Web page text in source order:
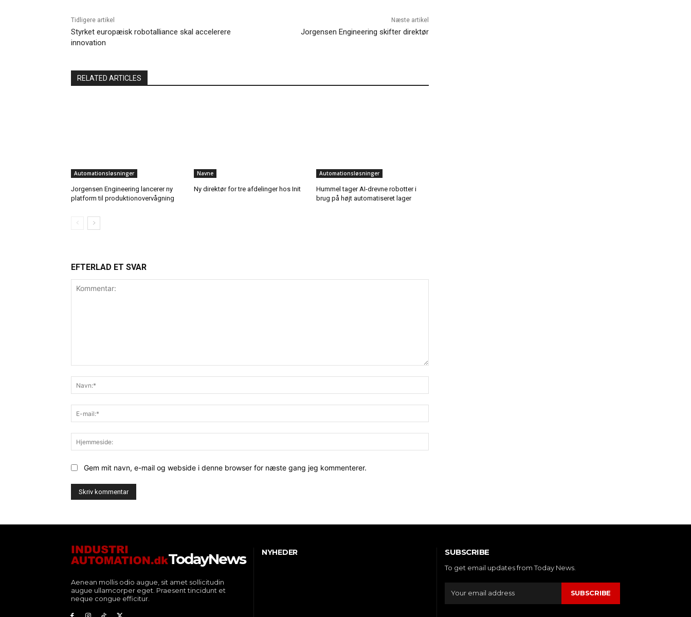
Tidligere artikel
Styrket europæisk robotalliance skal accelerere
innovation
Næste artikel
Jorgensen Engineering skifter direktør
RELATED ARTICLES
Automationsløsninger
Jorgensen Engineering lancerer ny
platform til produktionovervågning
Navne
Ny direktør for tre afdelinger hos Init
Automationsløsninger
Hummel tager AI-drevne robotter i
brug på højt automatiseret lager
EFTERLAD ET SVAR
mail:*
Gem mit navn, e-mail og webside i denne browser for næste gang jeg kommenterer.
TodayNews
Aenean mollis odio augue, sit amet sollicitudin
augue ullamcorper eget. Praesent tincidunt et
neque congue efficitur.
NYHEDER SUBSCRIBE
To get email updates from Today News.
SUBSCRIBE